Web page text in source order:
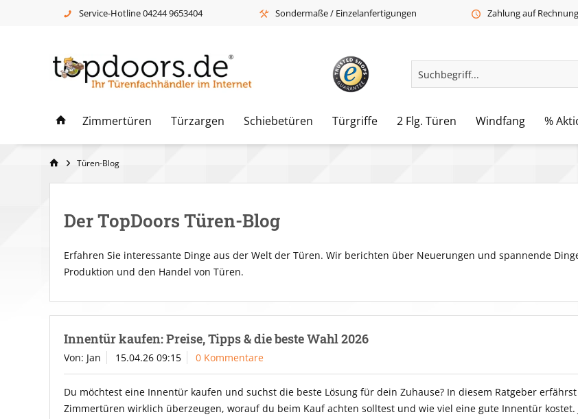
Service-Hotline 04244 9653404 Sondermaße / Einzelanfertigungen Zahlung auf Rechnung
Zimmertüren Türzargen Schiebetüren Türgriffe 2 Flg. Türen Windfang %
Türen-Blog
Der TopDoors Türen-Blog
Erfahren Sie interessante Dinge aus der Welt der Türen. Wir berichten über Neuerungen und spannende
Produktion und den Handel von Türen.
Innentür kaufen: Preise, Tipps & die beste Wahl 2026
Von: Jan 15.04.26 09:15 0 Kommentare
Du möchtest eine Innentür kaufen und suchst die beste Lösung für dein Zuhause? In diesem Ratgeber
Zimmertüren wirklich überzeugen, worauf du beim Kauf achten solltest und wie viel eine gute Innentür kostet.